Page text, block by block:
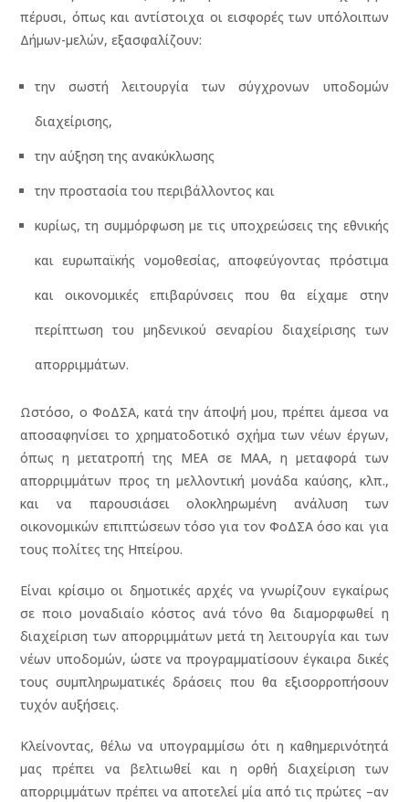
πέρυσι, όπως και αντίστοιχα οι εισφορές των υπόλοιπων
Δήμων-μελών, εξασφαλίζουν:
την σωστή λειτουργία των σύγχρονων υποδομών
διαχείρισης,
την αύξηση της ανακύκλωσης
την προστασία του περιβάλλοντος και
κυρίως, τη συμμόρφωση με τις υποχρεώσεις της εθνικής
και ευρωπαϊκής νομοθεσίας, αποφεύγοντας πρόστιμα
και οικονομικές επιβαρύνσεις που θα είχαμε στην
περίπτωση του μηδενικού σεναρίου διαχείρισης των
απορριμμάτων.
Ωστόσο, ο ΦοΔΣΑ, κατά την άποψή μου, πρέπει άμεσα να
αποσαφηνίσει το χρηματοδοτικό σχήμα των νέων έργων,
όπως η μετατροπή της ΜΕΑ σε ΜΑΑ, η μεταφορά των
απορριμμάτων προς τη μελλοντική μονάδα καύσης, κλπ.,
και να παρουσιάσει ολοκληρωμένη ανάλυση των
οικονομικών επιπτώσεων τόσο για τον ΦοΔΣΑ όσο και για
τους πολίτες της Ηπείρου.
Είναι κρίσιμο οι δημοτικές αρχές να γνωρίζουν εγκαίρως
σε ποιο μοναδιαίο κόστος ανά τόνο θα διαμορφωθεί η
διαχείριση των απορριμμάτων μετά τη λειτουργία και των
νέων υποδομών, ώστε να προγραμματίσουν έγκαιρα δικές
τους συμπληρωματικές δράσεις που θα εξισορροπήσουν
τυχόν αυξήσεις.
Κλείνοντας, θέλω να υπογραμμίσω ότι η καθημερινότητά
μας πρέπει να βελτιωθεί και η ορθή διαχείριση των
απορριμμάτων πρέπει να αποτελεί μία από τις πρώτες –αν